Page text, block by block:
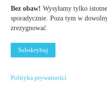
Bez obaw! Wysyłamy tylko
sporadycznie. Poza tym w
zrezygnować.
Polityka prywatności